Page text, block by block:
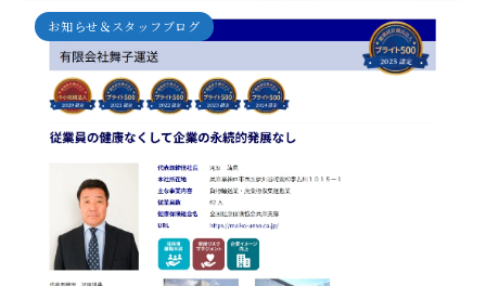
お知らせ＆スタッフブログ